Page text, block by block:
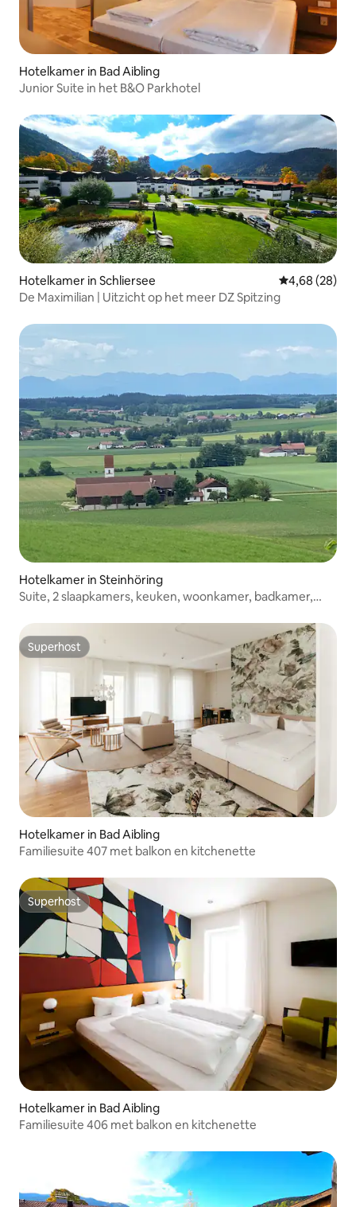
Hotelkamer in Bad Aibling
Junior Suite in het B&O Parkhotel
Hotelkamer in Schliersee Gemiddelde
4,68 (28)
De Maximilian | Uitzicht op het meer DZ Spitzing
Hotelkamer in Steinhöring
Suite, 2 slaapkamers, keuken, woonkamer, badkamer,
Superhost
Superhost
Hotelkamer in Bad Aibling
Familiesuite 407 met balkon en kitchenette
Superhost
Superhost
Hotelkamer in Bad Aibling
Familiesuite 406 met balkon en kitchenette